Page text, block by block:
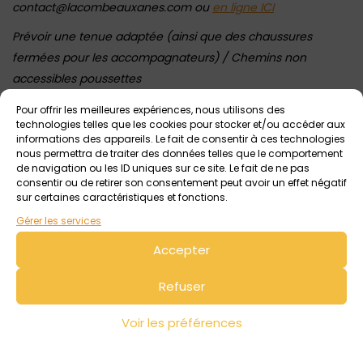
Pour offrir les meilleures expériences, nous utilisons des
technologies telles que les cookies pour stocker et/ou accéder aux
informations des appareils. Le fait de consentir à ces technologies
nous permettra de traiter des données telles que le comportement
de navigation ou les ID uniques sur ce site. Le fait de ne pas
consentir ou de retirer son consentement peut avoir un effet négatif
sur certaines caractéristiques et fonctions.
Gérer les services
Accepter
Refuser
Voir les préférences
contact@lacombeauxanes.com ou en ligne ICI
Prévoir une tenue adaptée (ainsi que des chaussures
fermées pour les accompagnateurs) / Chemins non
accessibles poussettes
Autres événements à venir Voir tout
10 août 2026 > 14 août 2026